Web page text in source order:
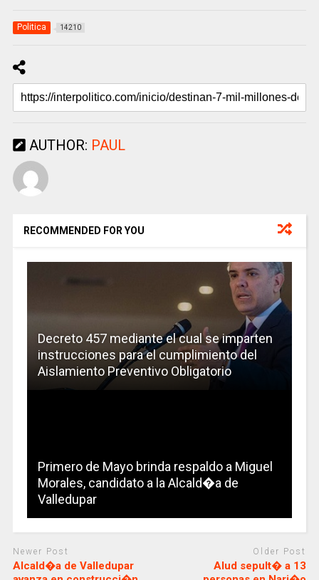
Politica 14210
AUTHOR: PAUL
RECOMMENDED FOR YOU
Decreto 457 mediante el cual se imparten
instrucciones para el cumplimiento del
Aislamiento Preventivo Obligatorio
Primero de Mayo brinda respaldo a Miguel
Morales, candidato a la Alcald�a de
Valledupar
Newer Post
Alcald�a de Valledupar
Older Post
Alud sepult� a 13